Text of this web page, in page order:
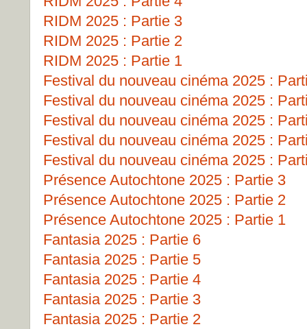
RIDM 2025 : Partie 3
RIDM 2025 : Partie 2
RIDM 2025 : Partie 1
Festival du nouveau cinéma 2025 :
Festival du nouveau cinéma 2025 :
Festival du nouveau cinéma 2025 :
Festival du nouveau cinéma 2025 :
Festival du nouveau cinéma 2025 :
Présence Autochtone 2025 : Partie 3
Présence Autochtone 2025 : Partie 2
Présence Autochtone 2025 : Partie 1
Fantasia 2025 : Partie 6
Fantasia 2025 : Partie 5
Fantasia 2025 : Partie 4
Fantasia 2025 : Partie 3
Fantasia 2025 : Partie 2